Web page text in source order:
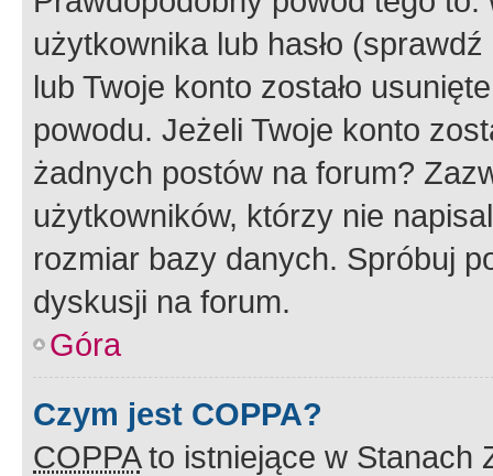
użytkownika lub hasło
lub Twoje konto zostało
powodu. Jeżeli Twoje konto
żadnych postów na forum?
użytkowników, którzy nie
rozmiar bazy danych. Spróbuj
dyskusji na forum.
Góra
Czym jest COPPA?
COPPAto istniejące w Stanach